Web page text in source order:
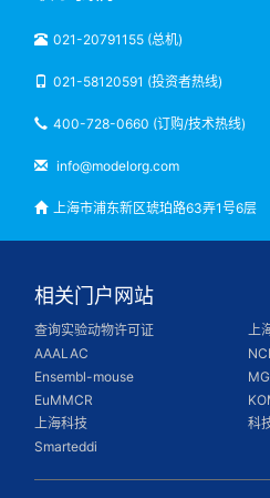
021-20791155 (总机)
021-58120591 (投资者热线)
400-728-0660 (订购/技术热线)
info@modelorg.com
上海市浦东新区琥珀路63弄1号6层
相关门户网站
查询实验动物许可证
上
AAALAC
Ensembl-mouse
EuMMCR
上海科技
科
Smarteddi